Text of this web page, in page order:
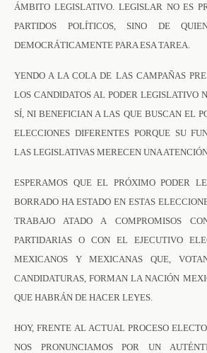
ÁMBITO LEGISLATIVO. LEGISLAR NO ES
PARTIDOS POLÍTICOS, SINO DE
DEMOCRÁTICAMENTE PARA ESA TAREA.
YENDO A LA COLA DE LAS CAMPAÑAS
LOS CANDIDATOS AL PODER LEGISLATIVO
SÍ, NI BENEFICIAN A LAS QUE BUSCAN EL
ELECCIONES DIFERENTES PORQUE SU
LAS LEGISLATIVAS MERECEN UNA
ESPERAMOS QUE EL PRÓXIMO PODER
BORRADO HA ESTADO EN ESTAS
TRABAJO ATADO A COMPROMISOS
PARTIDARIAS O CON EL EJECUTIVO
MEXICANOS Y MEXICANAS QUE,
CANDIDATURAS, FORMAN LA NACIÓN
QUE HABRÁN DE HACER LEYES.
HOY, FRENTE AL ACTUAL PROCESO
NOS PRONUNCIAMOS POR UN